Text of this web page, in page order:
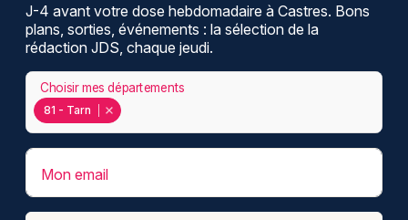
J-4 avant votre dose hebdomadaire à Castres. Bons
plans, sorties, événements : la sélection de la
rédaction JDS, chaque jeudi.
81 - Tarn
Choisir mes départements
Mon email